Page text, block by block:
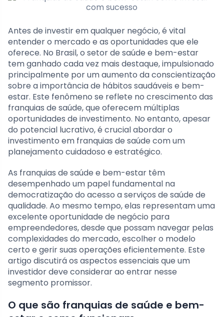
Antes de investir em qualquer negócio, é vital
entender o mercado e as oportunidades que ele
oferece. No Brasil, o setor de saúde e bem-estar
tem ganhado cada vez mais destaque, impulsionado
principalmente por um aumento da conscientização
sobre a importância de hábitos saudáveis e bem-
estar. Este fenômeno se reflete no crescimento das
franquias de saúde, que oferecem múltiplas
oportunidades de investimento. No entanto, apesar
do potencial lucrativo, é crucial abordar o
investimento em franquias de saúde com um
planejamento cuidadoso e estratégico.
As franquias de saúde e bem-estar têm
desempenhado um papel fundamental na
democratização do acesso a serviços de saúde de
qualidade. Ao mesmo tempo, elas representam uma
excelente oportunidade de negócio para
empreendedores, desde que possam navegar pelas
complexidades do mercado, escolher o modelo
certo e gerir suas operações eficientemente. Este
artigo discutirá os aspectos essenciais que um
investidor deve considerar ao entrar nesse
segmento promissor.
O que são franquias de saúde e bem-